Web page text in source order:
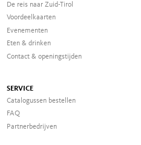
De reis naar Zuid-Tirol
Voordeelkaarten
Evenementen
Eten & drinken
Contact & openingstijden
SERVICE
Catalogussen bestellen
FAQ
Partnerbedrijven